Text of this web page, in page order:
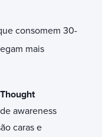
consomem 30-
mais
awareness
caras e